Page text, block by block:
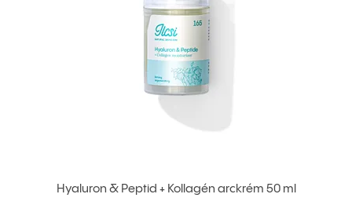
Hyaluron & Peptid + Kollagén arckrém 50 ml